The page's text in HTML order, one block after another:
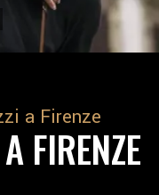
a Firenze
FIRENZE